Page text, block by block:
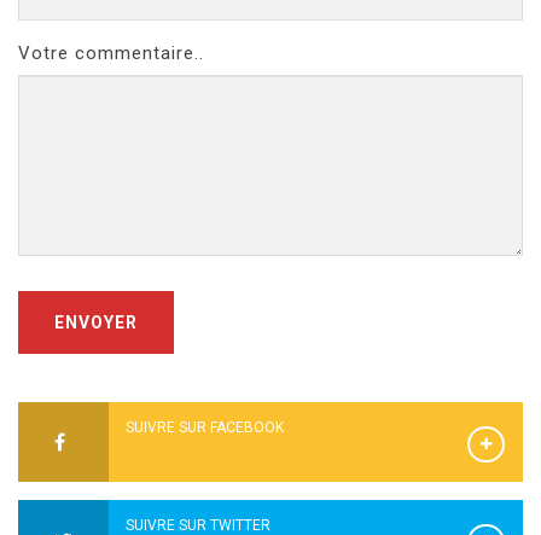
Votre commentaire..
ENVOYER
SUIVRE SUR FACEBOOK
SUIVRE SUR TWITTER